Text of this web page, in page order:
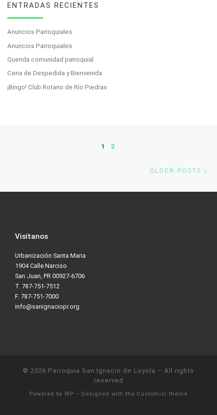
ENTRADAS RECIENTES
Anuncios Parroquiales
Anuncios Parroquiales
Querida comunidad parroquial
Cena de Despedida y Bienvenida
¡Bingo! Club Rotario de Río Piedras
Posts navigation1 2
OLDER POSTS
Visítanos
Urbanización Santa Maria
1904 Calle Narciso
San Juan, PR 00927-6706
T. 787-751-7512
F. 787-751-7000
info@sanignaciopr.org
© 2026 Parroquia San Ignacio de Loyola – All rights
reserved
Powered by WP – Designed with the Customizr theme